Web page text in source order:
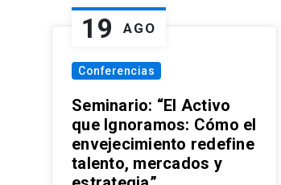
19 AGO
Conferencias
Seminario: “El Activo
que Ignoramos: Cómo el
envejecimiento redefine
talento, mercados y